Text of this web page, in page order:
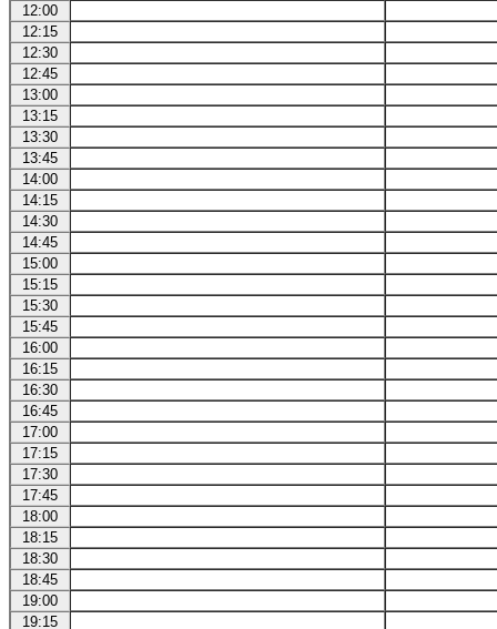
12:00
12:15
12:30
12:45
13:00
13:15
13:30
13:45
14:00
14:15
14:30
14:45
15:00
15:15
15:30
15:45
16:00
16:15
16:30
16:45
17:00
17:15
17:30
17:45
18:00
18:15
18:30
18:45
19:00
19:15